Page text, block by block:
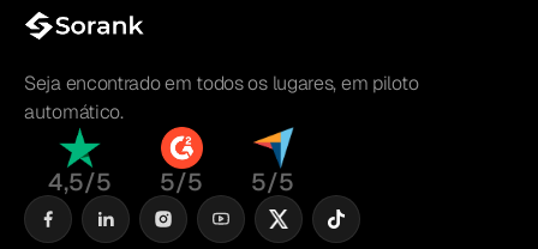
Seja encontrado em todos os lugares, em piloto
automático.
4,5/5 5/5 5/5